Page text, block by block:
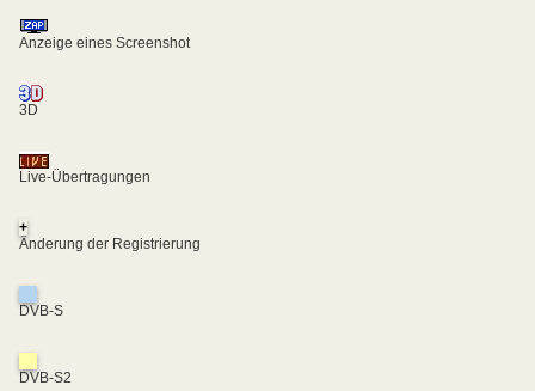
Anzeige eines Screenshot
3D
Live-Übertragungen
+
Änderung der Registrierung
DVB-S
DVB-S2